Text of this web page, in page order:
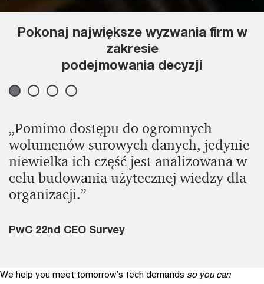
Pokonaj największe wyzwania firm w
zakresie
podejmowania decyzji
„Pomimo dostępu do ogromnych
wolumenów surowych danych, jedynie
niewielka ich część jest analizowana w
celu budowania użytecznej wiedzy dla
organizacji.”
PwC 22nd CEO Survey
We help you meet tomorrow’s tech demands so you can